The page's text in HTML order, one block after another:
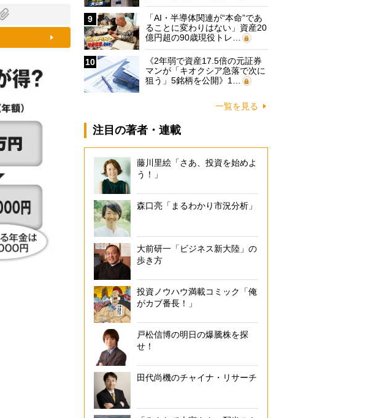
9
「AI・半導体関連が“本命”であ
ることに変わりはない」資産20
億円超の90歳現役トレ…
10
《2年弱で資産17.5倍の元証券
マンが「キオクシア急落で次に
狙う」5銘柄を公開》1…
一覧を見る
注目の著者・連載
藤川里絵「さあ、投資を始めよ
う！」
森口亮「まるわかり市況分析」
大前研一「ビジネス新大陸」の
歩き方
投資ノウハウ満載コミック「俺
がカブ番長！」
戸松信博の明日の爆騰株を探
せ！
田代尚機のチャイナ・リサーチ